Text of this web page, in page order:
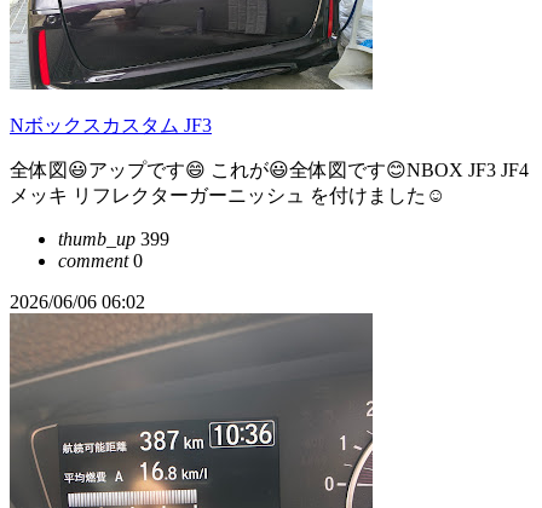
Nボックスカスタム JF3
全体図😃アップです😄 これが😃全体図です😊NBOX JF3 JF4
メッキ リフレクターガーニッシュ を付けました☺️
thumb_up 399
comment0
2026/06/06 06:02